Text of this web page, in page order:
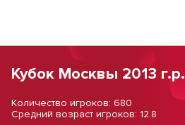
Кубок Москвы 2013 г.р.
Количество игроков: 680
Средний возраст игроков: 12.8